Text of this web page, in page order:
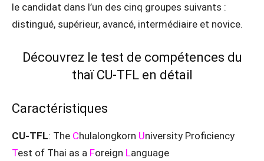
le candidat dans l’un des cinq groupes suivants :
distingué, supérieur, avancé, intermédiaire et novice.
Découvrez le test de compétences du
thaï CU-TFL en détail
Caractéristiques
CU-TFL: The Chulalongkorn University Proficiency
Test of Thai as a Foreign Language